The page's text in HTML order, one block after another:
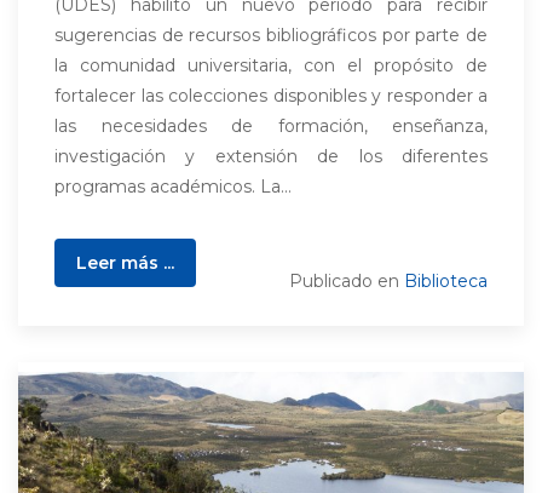
(UDES) habilitó un nuevo periodo para recibir
sugerencias de recursos bibliográficos por parte de
la comunidad universitaria, con el propósito de
fortalecer las colecciones disponibles y responder a
las necesidades de formación, enseñanza,
investigación y extensión de los diferentes
programas académicos. La...
Leer más ...
Publicado en Biblioteca